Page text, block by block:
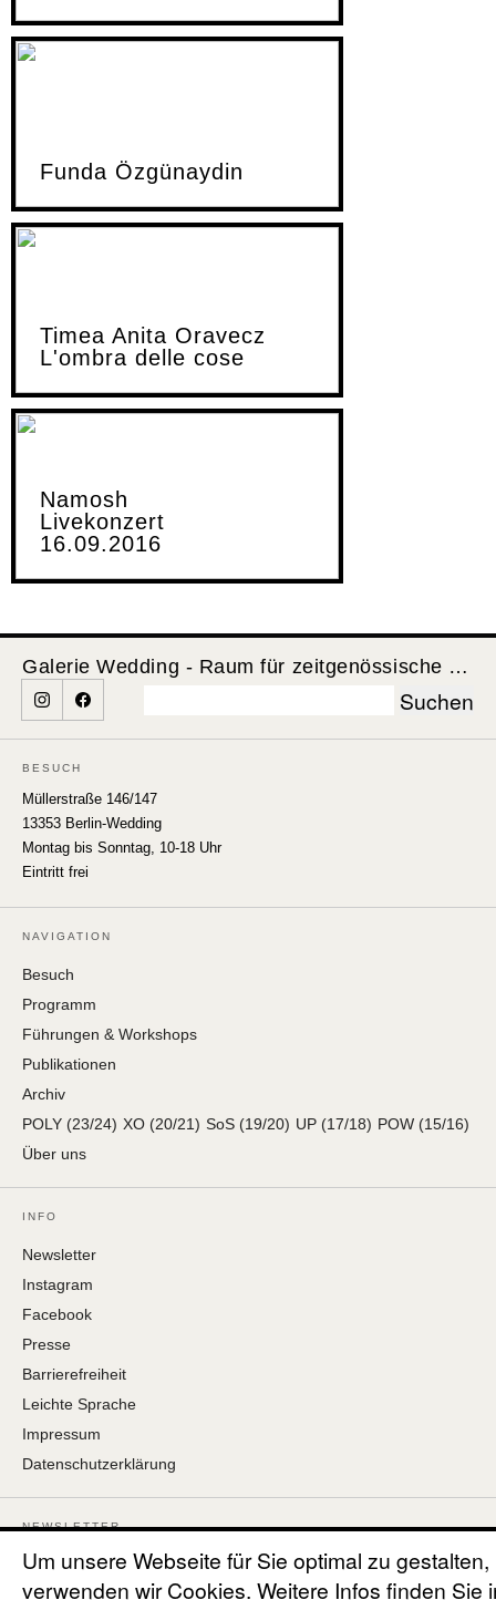
Funda Özgünaydin
Timea Anita Oravecz
L'ombra delle cose
Namosh
Livekonzert
16.09.2016
Galerie Wedding - Raum für zeitgenössische Kunst
BESUCH
Müllerstraße 146/147
13353 Berlin-Wedding
Montag bis Sonntag, 10-18 Uhr
Eintritt frei
NAVIGATION
Besuch
Programm
Führungen & Workshops
Publikationen
Archiv
POLY (23/24) XO (20/21) SoS (19/20) UP (17/18) POW (15/16)
Über uns
INFO
Newsletter
Instagram
Facebook
Presse
Barrierefreiheit
Leichte Sprache
Impressum
Datenschutzerklärung
NEWSLETTER
Erhalten Sie frühe Einblicke zu Ausstellungen, Veranstaltungen und
Performances in der Galerie Wedding – direkt per E-Mail. Der
Um unsere Webseite für Sie optimal zu gestalten,
verwenden wir Cookies. Weitere Infos finden Sie